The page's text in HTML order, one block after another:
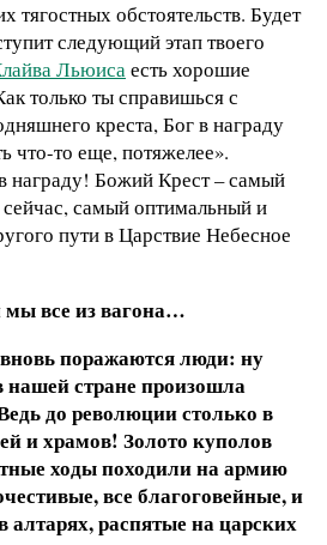
тягостных обстоятельств. Будет
следующий этап твоего
Льюисаесть хорошие
только ты справишься с
креста, Бог в награду
что-то еще, потяжелее».
награду! Божий Крест – самый
самый оптимальный и
пути в Царствие Небесное
все из вагона…
поражаются люди: ну
стране произошла
до революции столько в
и храмов! Золото куполов
ходы походили на армию
все благоговейные, и
алтарях, распятые на царских